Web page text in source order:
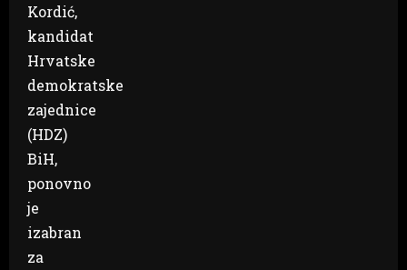
Kordić,
kandidat
Hrvatske
demokratske
zajednice
(HDZ)
BiH,
ponovno
je
izabran
za